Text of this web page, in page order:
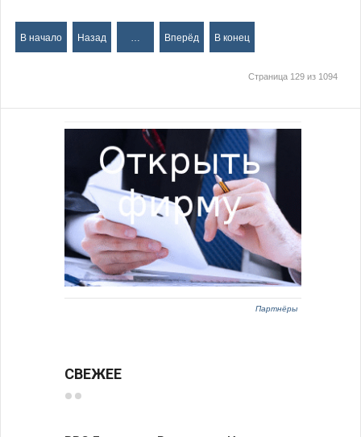
В начало Назад Вперёд В конец
Страница 129 из 1094
Партнёры
СВЕЖЕЕ